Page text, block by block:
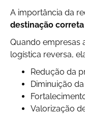
A importância da
destinação
Quando empresas
logística reversa,
Redução da
Diminuição
Valorização